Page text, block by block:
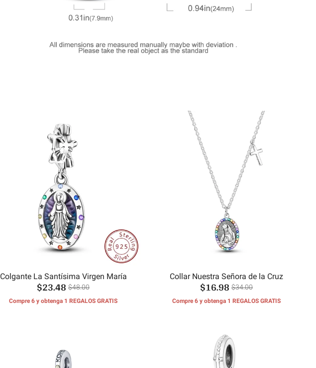
Colgante La Santísima Virgen María
$23.48 $48.00
Compre 6 y obtenga 1 REGALOS GRATIS
Collar Nuestra Señora de la Cruz
$16.98 $34.00
Compre 6 y obtenga 1 REGALOS GRATIS